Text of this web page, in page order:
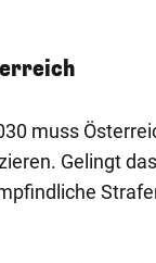
muss
Gelingt